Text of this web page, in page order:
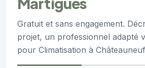
Gratuit et sans engagement.
projet, un professionnel adapté
pour Climatisation à